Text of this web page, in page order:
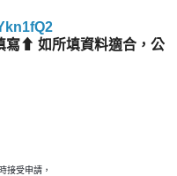
寫⬆ 如所填資料適合，公
接受申請，